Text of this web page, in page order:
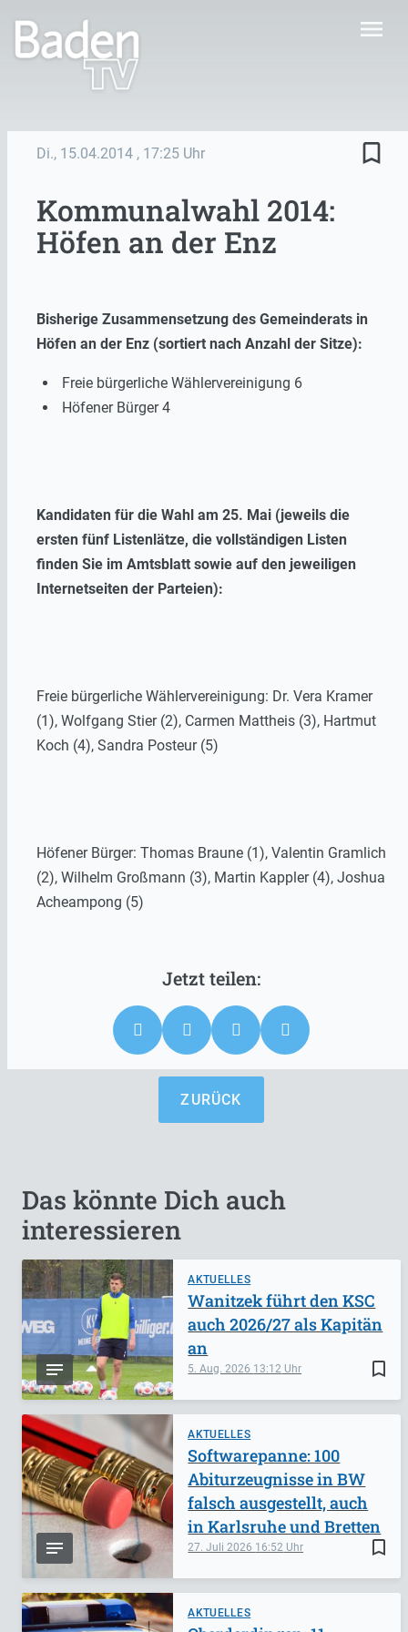
menu
Di., 15.04.2014 , 17:25 Uhr bookmark_border
Kommunalwahl 2014:
Höfen an der Enz
Bisherige Zusammensetzung des Gemeinderats in
Höfen an der Enz (sortiert nach Anzahl der Sitze):
Freie bürgerliche Wählervereinigung 6
Höfener Bürger 4
Kandidaten für die Wahl am 25. Mai (jeweils die
ersten fünf Listenlätze, die vollständigen Listen
finden Sie im Amtsblatt sowie auf den jeweiligen
Internetseiten der Parteien):
Freie bürgerliche Wählervereinigung: Dr. Vera Kramer
(1), Wolfgang Stier (2), Carmen Mattheis (3), Hartmut
Koch (4), Sandra Posteur (5)
Höfener Bürger: Thomas Braune (1), Valentin Gramlich
(2), Wilhelm Großmann (3), Martin Kappler (4), Joshua
Acheampong (5)
ZURÜCK
Das könnte Dich auch
interessieren
AKTUELLES
bookmark_border
5. Aug. 2026 13:12
Wanitzek führt den KSC
auch 2026/27 als Kapitän
an
AKTUELLES
bookmark_border
27. Juli 2026 16:52
Softwarepanne: 100
Abiturzeugnisse in BW
falsch ausgestellt, auch
in Karlsruhe und Bretten
AKTUELLES